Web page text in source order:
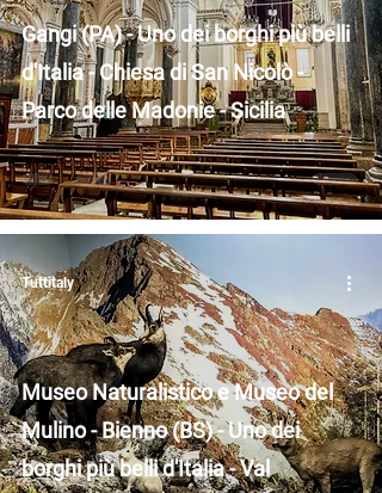
Gangi (PA) - Uno dei borghi più belli
d'Italia - Chiesa di San Nicolò -
Parco delle Madonie - Sicilia
Museo Naturalistico e Museo del
Mulino - Bienno (BS) - Uno dei
borghi più belli d'Italia - Val
Tuttitaly